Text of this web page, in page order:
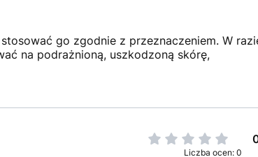
go zgodnie z przeznaczeniem. W
na podrażnioną, uszkodzoną skórę,
Liczba ocen: 0